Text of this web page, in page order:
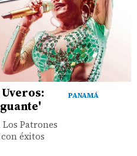
PANAMÁ
Patrones
éxitos